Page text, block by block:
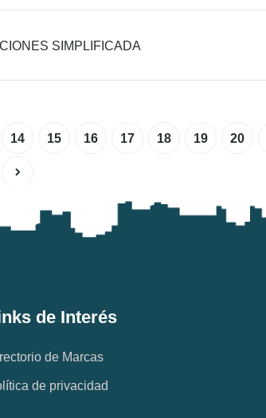
SIMPLIFICADA
14 15 16 17 18 19 20
de Interés
de Marcas
de privacidad